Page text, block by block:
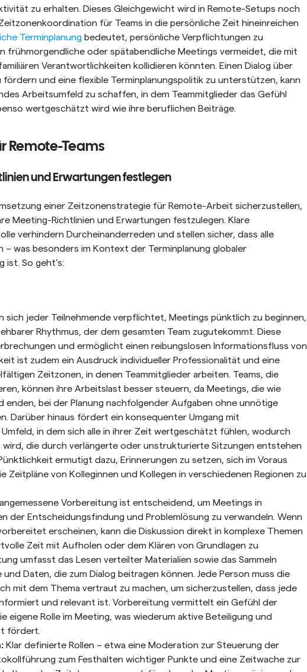
zu erhalten. Dieses Gleichgewicht wird in Remote-Setups noch
für Teams in die persönliche Zeit hineinreichen
Terminplanung bedeutet, persönliche Verpflichtungen zu
frühmorgendliche oder spätabendliche Meetings vermeidet, die mit
Verantwortlichkeiten kollidieren könnten. Einen Dialog über
fördern und eine flexible Terminplanungspolitik zu unterstützen, kann
Arbeitsumfeld zu schaffen, in dem Teammitglieder das Gefühl
wertgeschätzt wird wie ihre beruflichen Beiträge.
Remote-Teams
und Erwartungen festlegen
einer Zeitzonenstrategie für Remote-Arbeit sicherzustellen,
Meeting-Richtlinien und Erwartungen festzulegen. Klare
verhindern Durcheinanderreden und stellen sicher, dass alle
– was besonders im Kontext der Terminplanung globaler
ist. So geht’s:
sich jeder Teilnehmende verpflichtet, Meetings pünktlich zu beginnen,
Rhythmus, der dem gesamten Team zugutekommt. Diese
und ermöglicht einen reibungslosen Informationsfluss von
ist zudem ein Ausdruck individueller Professionalität und eine
Zeitzonen, in denen Teammitglieder arbeiten. Teams, die
können ihre Arbeitslast besser steuern, da Meetings, die wie
enden, bei der Planung nachfolgender Aufgaben ohne unnötige
Darüber hinaus fördert ein konsequenter Umgang mit
in dem sich alle in ihrer Zeit wertgeschätzt fühlen, wodurch
wird, die durch verlängerte oder unstrukturierte Sitzungen entstehen
ermutigt dazu, Erinnerungen zu setzen, sich im Voraus
Zeitpläne von Kolleginnen und Kollegen in verschiedenen Regionen zu
angemessene Vorbereitung ist entscheidend, um Meetings in
der Entscheidungsfindung und Problemlösung zu verwandeln. Wenn
erscheinen, kann die Diskussion direkt in komplexe Themen
Zeit mit Aufholen oder dem Klären von Grundlagen zu
umfasst das Lesen verteilter Materialien sowie das Sammeln
Daten, die zum Dialog beitragen können. Jede Person muss die
mit dem Thema vertraut zu machen, um sicherzustellen, dass jede
und relevant ist. Vorbereitung vermittelt ein Gefühl der
eigene Rolle im Meeting, was wiederum aktive Beteiligung und
fördert.
Klar definierte Rollen – etwa eine Moderation zur Steuerung der
zum Festhalten wichtiger Punkte und eine Zeitwache zur